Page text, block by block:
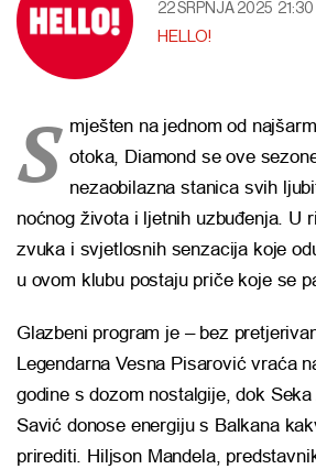
22 SRPNJA 2025 21:30
HELLO!
S mješten na jednom od
otoka, Diamond se ove
nezaobilazna stanica svih
noćnog života i ljetnih uzbuđenja. U
zvuka i svjetlosnih senzacija koje
u ovom klubu postaju priče koje se
Glazbeni program je – bez
Legendarna Vesna Pisarović vraća
godine s dozom nostalgije, dok
Savić donose energiju s Balkana
prirediti. Hiljson Mandela,